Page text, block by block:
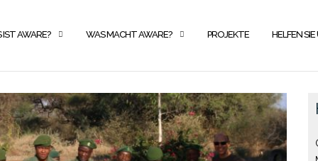
IST AWARE? WAS MACHT AWARE? PROJEKTE HELFEN